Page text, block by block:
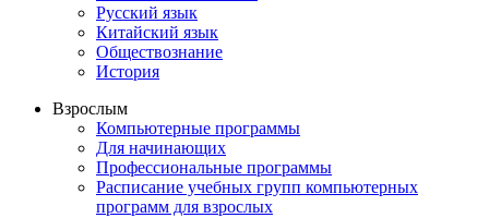
Русский язык
Китайский язык
Обществознание
История
Взрослым
Компьютерные программы
Для начинающих
Профессиональные программы
Расписание учебных групп компьютерных
программ для взрослых